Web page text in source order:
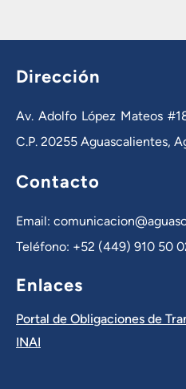
Dirección
Av. Adolfo López Mateos
C.P. 20255 Aguascalientes,
Contacto
Email:
Teléfono: +52 (449) 910 50
Enlaces
Portal de Obligaciones de
INAI